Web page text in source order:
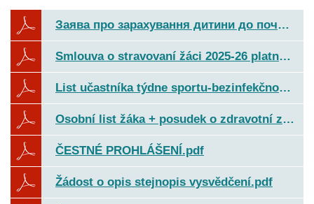
Заява про зарахування дитини до початкової школи.pdf
Smlouva o stravovaní žáci 2025-26 platná od 1. 9. 2025.pdf
List učastníka týdne sportu-bezinfekčnost 2026.pdf
Osobní list žáka + posudek o zdravotní způsobilosti pl. od 1. 9. 2025.pdf
ČESTNÉ PROHLÁŠENÍ.pdf
Žádost o opis stejnopis vysvědčení.pdf